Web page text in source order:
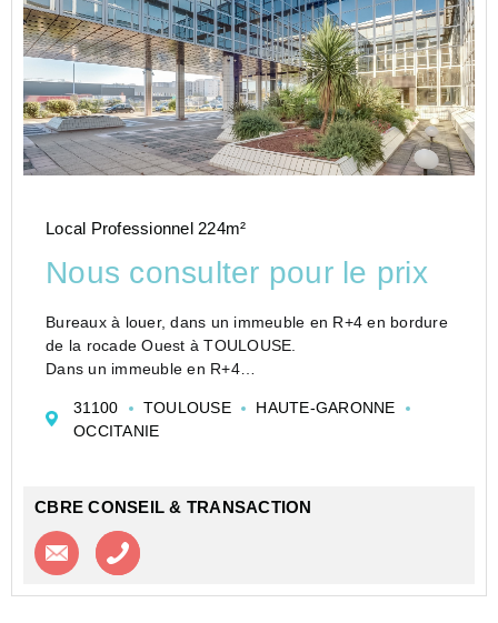
Local Professionnel 224m²
Nous consulter pour le prix
Bureaux à louer, dans un immeuble en R+4 en bordure
de la rocade Ouest à TOULOUSE.
Dans un immeuble en R+4
Locaux à louer livrés déjà cloisonnés, et équipés d'un
rafraîchissement d'air.
31100 TOULOUSE
HAUTE-GARONNE
OCCITANIE
CBRE CONSEIL & TRANSACTION
Contacter l'agence